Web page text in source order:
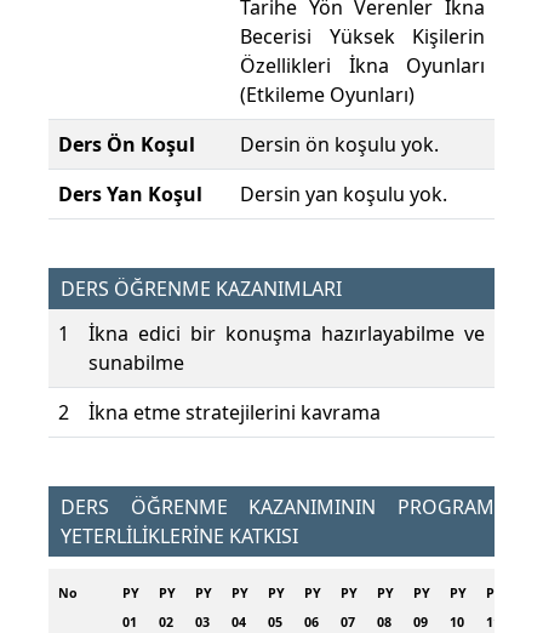
Tarihe Yön Verenler İkna
Becerisi Yüksek Kişilerin
Özellikleri İkna Oyunları
(Etkileme Oyunları)
Ders Ön Koşul
Dersin ön koşulu yok.
Ders Yan Koşul
Dersin yan koşulu yok.
DERS ÖĞRENME KAZANIMLARI
1
İkna edici bir konuşma hazırlayabilme ve
sunabilme
2
İkna etme stratejilerini kavrama
DERS ÖĞRENME KAZANIMININ PROGRAM
YETERLİLİKLERİNE KATKISI
No
PY
01
PY
02
PY
03
PY
04
PY
05
PY
06
PY
07
PY
08
PY
09
PY
10
PY
11